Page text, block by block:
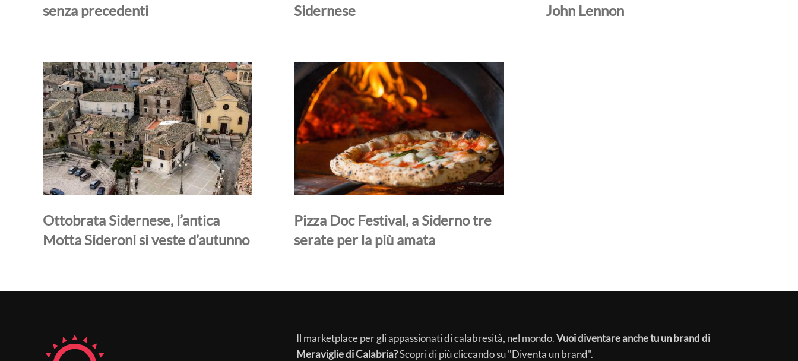
senza precedenti
Sidernese
John Lennon
Ottobrata Sidernese, l’antica
Motta Sideroni si veste d’autunno
Pizza Doc Festival, a Siderno tre
serate per la più amata
Il marketplace per gli appassionati di calabresità, nel mondo.Vuoi diventare anche tu un brand di
Meraviglie di Calabria?Scopri di più cliccando su "Diventa un brand".